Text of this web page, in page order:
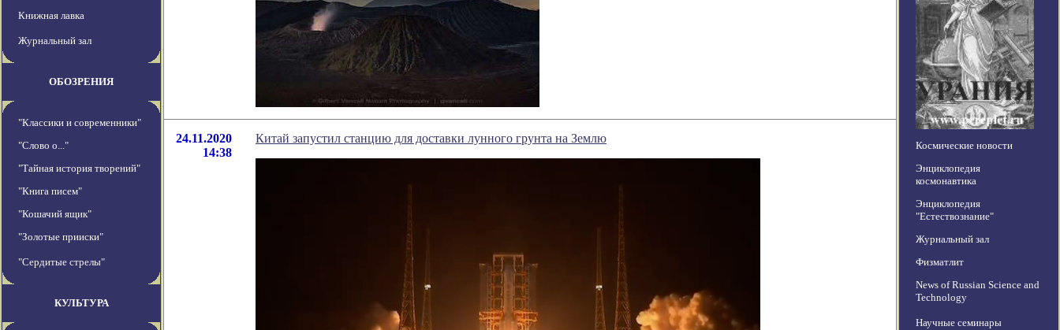
Книжная лавка
Журнальный зал
ОБОЗРЕНИЯ
"Классики и современники"
"Слово о..."
"Тайная история творений"
"Книга писем"
"Кошачий ящик"
"Золотые прииски"
"Сердитые стрелы"
КУЛЬТУРА
24.11.2020
14:38
Китай запустил станцию для доставки лунного грунта на Землю
Космические новости
Энциклопедия
космонавтика
Энциклопедия
"Естествознание"
Журнальный зал
Физматлит
News of Russian Science and
Technology
Научные семинары